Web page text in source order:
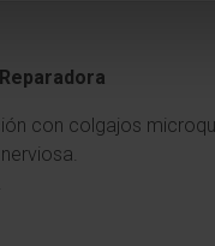
con colgajos